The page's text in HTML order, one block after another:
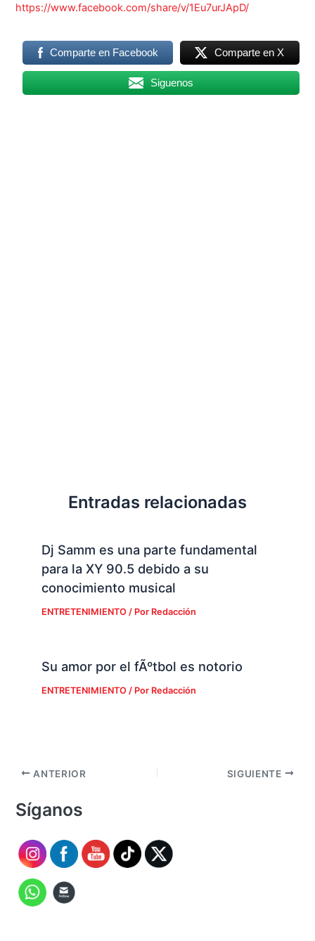
https://www.facebook.com/share/v/1Eu7urJApD/
Comparte en Facebook Comparte en X
Siguenos
Entradas relacionadas
Dj Samm es una parte fundamental
para la XY 90.5 debido a su
conocimiento musical
ENTRETENIMIENTO/ Por Redacción
Su amor por el fÃºtbol es notorio
ENTRETENIMIENTO/ Por Redacción
ANTERIOR SIGUIENTE
Síganos